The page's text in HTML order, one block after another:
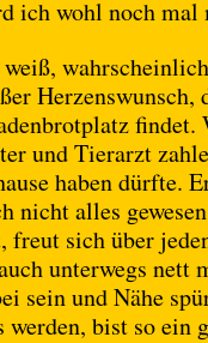
ich wohl noch
und Tierarzt
haben dürfte.
nicht alles
freut sich über
unterwegs nett
sein und Nähe
werden, bist so ein